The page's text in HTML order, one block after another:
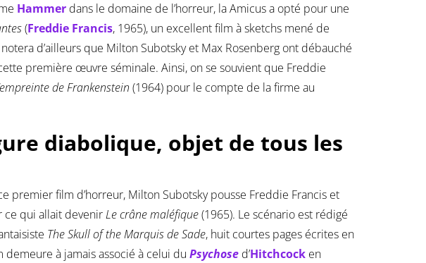
Hammer dans le domaine de l’horreur, la Amicus a opté pour une
(Freddie Francis, 1965), un excellent film à sketchs mené de
d’ailleurs que Milton Subotsky et Max Rosenberg ont débauché
première œuvre séminale. Ainsi, on se souvient que Freddie
de Frankenstein (1964) pour le compte de la firme au
diabolique, objet de tous les
premier film d’horreur, Milton Subotsky pousse Freddie Francis et
ce qui allait devenirLe crâne maléfique(1965). Le scénario est rédigé
The Skull of the Marquis de Sade, huit courtes pages écrites en
à jamais associé à celui du Psychose d’Hitchcock en